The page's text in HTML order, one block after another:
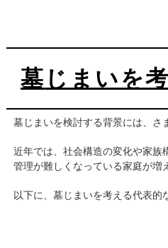
墓じまいを
墓じまいを検討する背景には、さ
近年では、社会構造の変化や家族
管理が難しくなっている家庭が増
以下に、墓じまいを考える代表的